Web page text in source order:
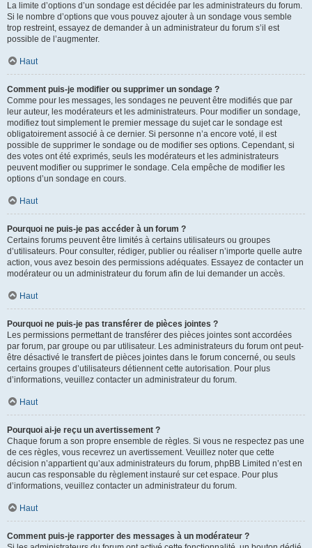
La limite d’options d’un sondage est décidée par les administrateurs du forum.
Si le nombre d’options que vous pouvez ajouter à un sondage vous semble
trop restreint, essayez de demander à un administrateur du forum s’il est
possible de l’augmenter.
Haut
Comment puis-je modifier ou supprimer un sondage ?
Comme pour les messages, les sondages ne peuvent être modifiés que par
leur auteur, les modérateurs et les administrateurs. Pour modifier un sondage,
modifiez tout simplement le premier message du sujet car le sondage est
obligatoirement associé à ce dernier. Si personne n’a encore voté, il est
possible de supprimer le sondage ou de modifier ses options. Cependant, si
des votes ont été exprimés, seuls les modérateurs et les administrateurs
peuvent modifier ou supprimer le sondage. Cela empêche de modifier les
options d’un sondage en cours.
Haut
Pourquoi ne puis-je pas accéder à un forum ?
Certains forums peuvent être limités à certains utilisateurs ou groupes
d’utilisateurs. Pour consulter, rédiger, publier ou réaliser n’importe quelle autre
action, vous avez besoin des permissions adéquates. Essayez de contacter un
modérateur ou un administrateur du forum afin de lui demander un accès.
Haut
Pourquoi ne puis-je pas transférer de pièces jointes ?
Les permissions permettant de transférer des pièces jointes sont accordées
par forum, par groupe ou par utilisateur. Les administrateurs du forum ont peut-
être désactivé le transfert de pièces jointes dans le forum concerné, ou seuls
certains groupes d’utilisateurs détiennent cette autorisation. Pour plus
d’informations, veuillez contacter un administrateur du forum.
Haut
Pourquoi ai-je reçu un avertissement ?
Chaque forum a son propre ensemble de règles. Si vous ne respectez pas une
de ces règles, vous recevrez un avertissement. Veuillez noter que cette
décision n’appartient qu’aux administrateurs du forum, phpBB Limited n’est en
aucun cas responsable du règlement instauré sur cet espace. Pour plus
d’informations, veuillez contacter un administrateur du forum.
Haut
Comment puis-je rapporter des messages à un modérateur ?